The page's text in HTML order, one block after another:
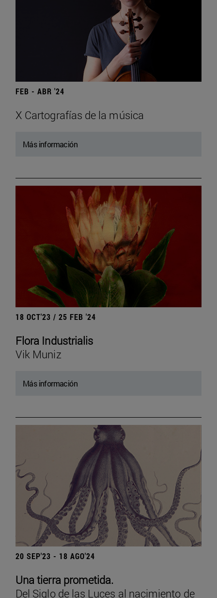
FEB - ABR '24
X Cartografías de la música
Más información
18 OCT'23 / 25 FEB '24
Flora Industrialis
Vik Muniz
Más información
20 SEP'23 - 18 AGO'24
Una tierra prometida.
Del Siglo de las Luces al nacimiento de